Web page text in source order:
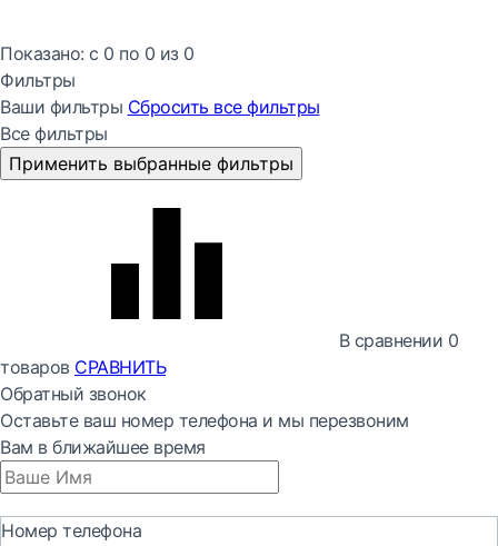
Показано: с 0 по 0 из 0
Фильтры
Ваши фильтры Сбросить все фильтры
Все фильтры
Применить выбранные фильтры
В сравнении 0
товаров СРАВНИТЬ
Обратный звонок
Оставьте ваш номер телефона и мы перезвоним
Вам в ближайшее время
Номер телефона